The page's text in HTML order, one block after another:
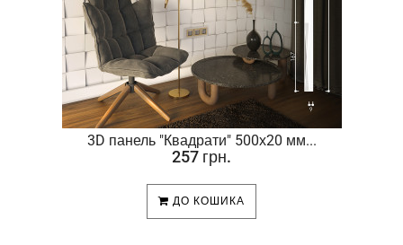
3D панель "Квадрати" 500х20 мм...
257 грн.
ДО КОШИКА